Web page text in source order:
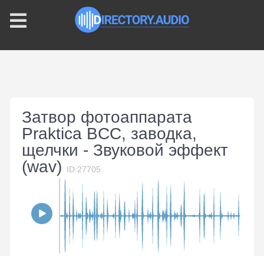
Затвор фотоаппарата
Praktica BCC, заводка,
щелчки - Звуковой эффект
(wav)
ID:27705